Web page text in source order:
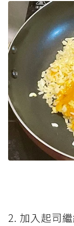
2. 加入起司